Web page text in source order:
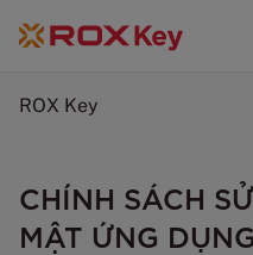
ROX Key
CHÍNH SÁCH
MẬT ỨNG